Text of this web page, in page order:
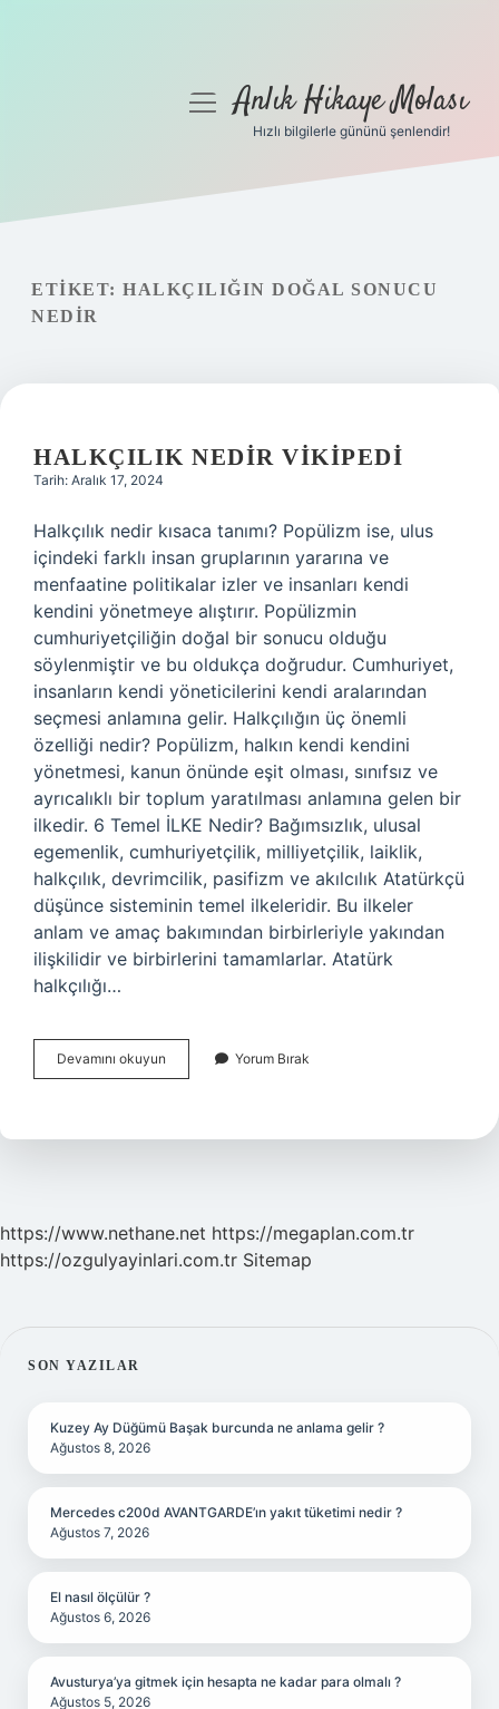
Gizlilik Politikası
Hakkımızda
menüyüAnlık Hikaye Molası
Hızlı bilgilerle gününü şenlendir!
ETIKET: HALKÇILIĞIN DOĞAL SONUCU
NEDIR
HALKÇILIK NEDIR VIKIPEDI
Tarih: Aralık 17, 2024
Halkçılık nedir kısaca tanımı? Popülizm ise, ulus
içindeki farklı insan gruplarının yararına ve
menfaatine politikalar izler ve insanları kendi
kendini yönetmeye alıştırır. Popülizmin
cumhuriyetçiliğin doğal bir sonucu olduğu
söylenmiştir ve bu oldukça doğrudur. Cumhuriyet,
insanların kendi yöneticilerini kendi aralarından
seçmesi anlamına gelir. Halkçılığın üç önemli
özelliği nedir? Popülizm, halkın kendi kendini
yönetmesi, kanun önünde eşit olması, sınıfsız ve
ayrıcalıklı bir toplum yaratılması anlamına gelen bir
ilkedir. 6 Temel İLKE Nedir? Bağımsızlık, ulusal
egemenlik, cumhuriyetçilik, milliyetçilik, laiklik,
halkçılık, devrimcilik, pasifizm ve akılcılık Atatürkçü
düşünce sisteminin temel ilkeleridir. Bu ilkeler
anlam ve amaç bakımından birbirleriyle yakından
ilişkilidir ve birbirlerini tamamlarlar. Atatürk
halkçılığı…
Devamını okuyun Halkçılık
Nedir
Yorum Bırak
https://www.nethane.net https://megaplan.com.tr
https://ozgulyayinlari.com.tr Sitemap
SIDEBAR
SON YAZILAR
Kuzey Ay Düğümü Başak burcunda ne anlama gelir ?
Ağustos 8, 2026
Mercedes c200d AVANTGARDE’ın yakıt tüketimi nedir ?
Ağustos 7, 2026
El nasıl ölçülür ?
Ağustos 6, 2026
Avusturya’ya gitmek için hesapta ne kadar para olmalı ?
Ağustos 5, 2026